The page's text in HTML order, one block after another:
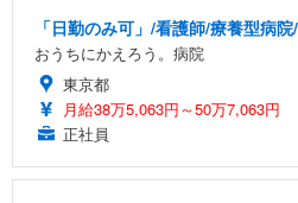
「日勤のみ可」/看護師/療養型病
おうちにかえろう。病院
東京都
月給38万5,063円～50万7,063円
正社員